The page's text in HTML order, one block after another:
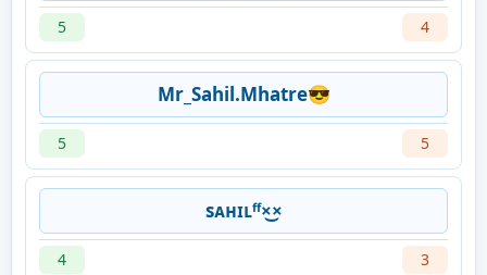
5 4
Mr_Sahil.Mhatre😎
5 5
sᴀʜɪʟᶠᶠ×͜×
4 3